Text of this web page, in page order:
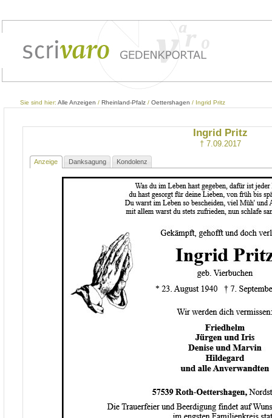
Sie sind hier: Alle Anzeigen / Rheinland-Pfalz / Oettershagen / Ingrid Pritz
Ingrid Pritz
† 7.09.2017
Anzeige Danksagung Kondolenz